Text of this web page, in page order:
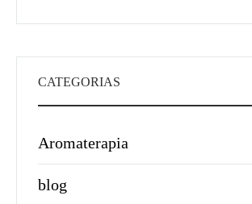
CATEGORIAS
Aromaterapia
blog